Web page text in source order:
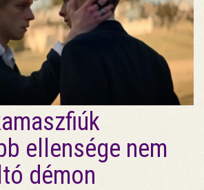
ellensége nem
démon